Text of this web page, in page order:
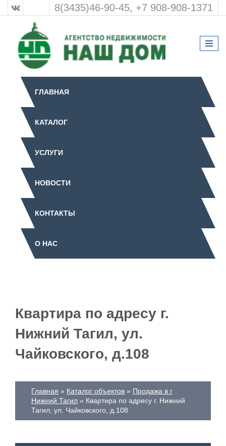
8(3435)46-90-45, +7 908-908-1371
ГЛАВНАЯ
КАТАЛОГ
УСЛУГИ
НОВОСТИ
КОНТАКТЫ
О НАС
Квартира по адресу г.
Нижний Тагил, ул.
Чайковского, д.108
Главная Каталог объектов
Продажа в г
Нижний Тагил
Квартира по адресу г. Нижний
Тагил, ул. Чайковского, д.108